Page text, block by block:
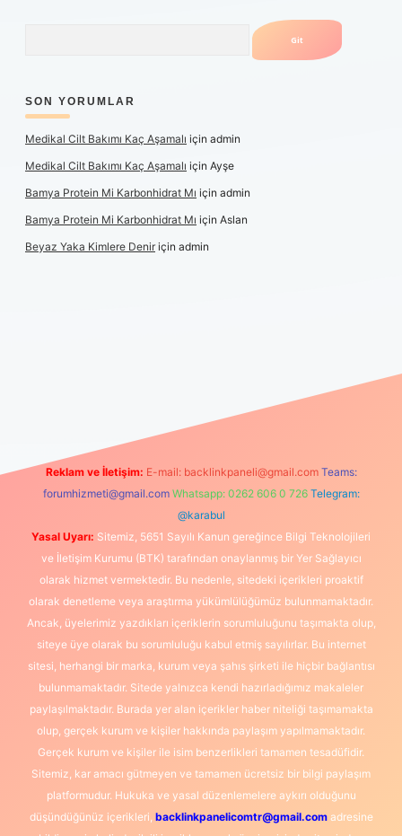
SON YORUMLAR
Medikal Cilt Bakımı Kaç Aşamalı için admin
Medikal Cilt Bakımı Kaç Aşamalı için Ayşe
Bamya Protein Mi Karbonhidrat Mı için admin
Bamya Protein Mi Karbonhidrat Mı için Aslan
Beyaz Yaka Kimlere Deniriçin admin
Reklam ve İletişim: E-mail: backlinkpaneli@gmail.com Teams:
forumhizmeti@gmail.com Whatsapp: 0262 606 0 726 Telegram:
@karabul
Yasal Uyarı: Sitemiz, 5651 Sayılı Kanun gereğince Bilgi Teknolojileri
ve İletişim Kurumu (BTK) tarafından onaylanmış bir Yer Sağlayıcı
olarak hizmet vermektedir. Bu nedenle, sitedeki içerikleri proaktif
olarak denetleme veya araştırma yükümlülüğümüz bulunmamaktadır.
Ancak, üyelerimiz yazdıkları içeriklerin sorumluluğunu taşımakta olup,
siteye üye olarak bu sorumluluğu kabul etmiş sayılırlar. Bu internet
sitesi, herhangi bir marka, kurum veya şahıs şirketi ile hiçbir bağlantısı
bulunmamaktadır. Sitede yalnızca kendi hazırladığımız makaleler
paylaşılmaktadır. Burada yer alan içerikler haber niteliği taşımamakta
olup, gerçek kurum ve kişiler hakkında paylaşım yapılmamaktadır.
Gerçek kurum ve kişiler ile isim benzerlikleri tamamen tesadüfidir.
Sitemiz, kar amacı gütmeyen ve tamamen ücretsiz bir bilgi paylaşım
platformudur. Hukuka ve yasal düzenlemelere aykırı olduğunu
düşündüğünüz içerikleri, backlinkpanelicomtr@gmail.comadresine